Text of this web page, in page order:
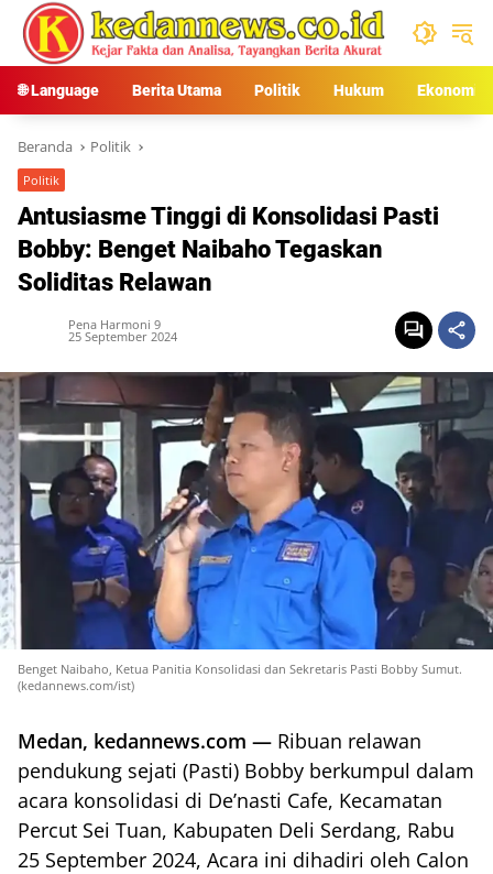
Langsung
konten
🌐 Language Berita Utama Politik Hukum Ekonomi
Beranda Politik
Politik
Antusiasme Tinggi di Konsolidasi Pasti
Bobby: Benget Naibaho Tegaskan
Soliditas Relawan
Pena Harmoni 9
25 September 2024
Benget Naibaho, Ketua Panitia Konsolidasi dan Sekretaris Pasti Bobby Sumut.
(kedannews.com/ist)
Medan, kedannews.com — Ribuan relawan
pendukung sejati (Pasti) Bobby berkumpul dalam
acara konsolidasi di De’nasti Cafe, Kecamatan
Percut Sei Tuan, Kabupaten Deli Serdang, Rabu
25 September 2024, Acara ini dihadiri oleh Calon